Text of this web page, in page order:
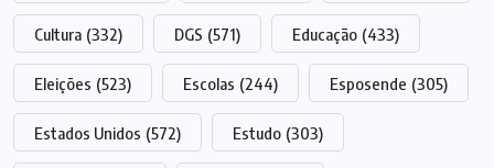
Cultura (332) DGS (571) Educação (433)
Eleições (523) Escolas (244) Esposende (305)
Estados Unidos (572) Estudo (303)